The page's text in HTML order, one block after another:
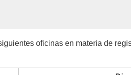
oficinas en materia de